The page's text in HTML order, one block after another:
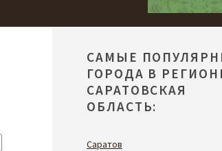
САМЫЕ
ГОРОДА В
САРАТОВСКАЯ
ОБЛАСТЬ:
Саратов